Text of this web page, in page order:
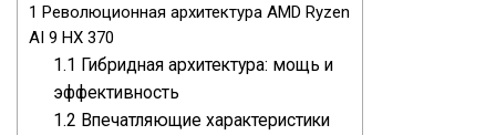
1 Революционная архитектура AMD Ryzen
AI 9 HX 370
1.1 Гибридная архитектура: мощь и
эффективность
1.2 Впечатляющие характеристики